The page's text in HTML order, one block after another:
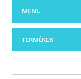
MENÜ
TERMÉKEK